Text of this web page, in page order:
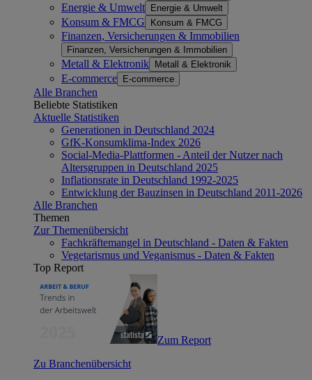
Energie & Umwelt Energie & Umwelt
Konsum & FMCG Konsum & FMCG
Finanzen, Versicherungen & Immobilien
Finanzen, Versicherungen & Immobilien
Metall & Elektronik Metall & Elektronik
E-commerce E-commerce
Alle Branchen
Beliebte Statistiken
Aktuelle Statistiken
Generationen in Deutschland 2024
GfK-Konsumklima-Index 2026
Social-Media-Plattformen - Anteil der Nutzer nach
Altersgruppen in Deutschland 2025
Inflationsrate in Deutschland 1992-2025
Entwicklung der Bauzinsen in Deutschland 2011-2026
Alle Branchen
Themen
Zur Themenübersicht
Fachkräftemangel in Deutschland - Daten & Fakten
Vegetarismus und Veganismus - Daten & Fakten
Top Report
Zum Report
Zu Branchenübersicht